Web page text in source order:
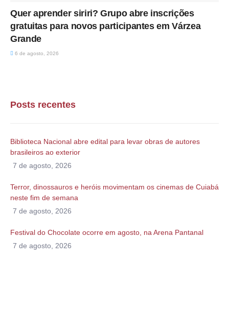
Quer aprender siriri? Grupo abre inscrições
gratuitas para novos participantes em Várzea
Grande
6 de agosto, 2026
Posts recentes
Biblioteca Nacional abre edital para levar obras de autores
brasileiros ao exterior
7 de agosto, 2026
Terror, dinossauros e heróis movimentam os cinemas de Cuiabá
neste fim de semana
7 de agosto, 2026
Festival do Chocolate ocorre em agosto, na Arena Pantanal
7 de agosto, 2026